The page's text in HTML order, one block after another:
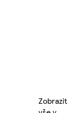
Zobrazit